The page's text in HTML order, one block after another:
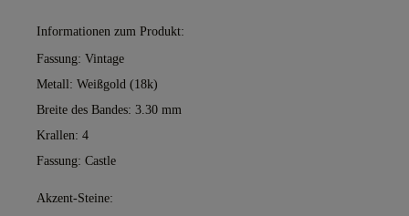
Informationen zum Produkt:
Fassung: Vintage
Metall: Weißgold (18k)
Breite des Bandes: 3.30 mm
Krallen: 4
Fassung: Castle
Akzent-Steine: